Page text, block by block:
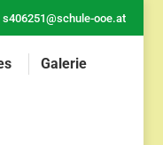
s406251@schule-ooe.at
Galerie